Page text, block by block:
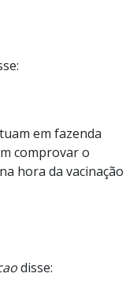
em fazenda
comprovar o
hora da vacinação
disse: